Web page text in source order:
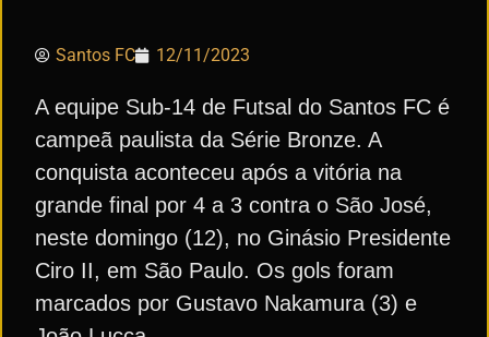
Santos FC 12/11/2023
A equipe Sub-14 de Futsal do Santos FC é
campeã paulista da Série Bronze. A
conquista aconteceu após a vitória na
grande final por 4 a 3 contra o São José,
neste domingo (12), no Ginásio Presidente
Ciro II, em São Paulo. Os gols foram
marcados por Gustavo Nakamura (3) e